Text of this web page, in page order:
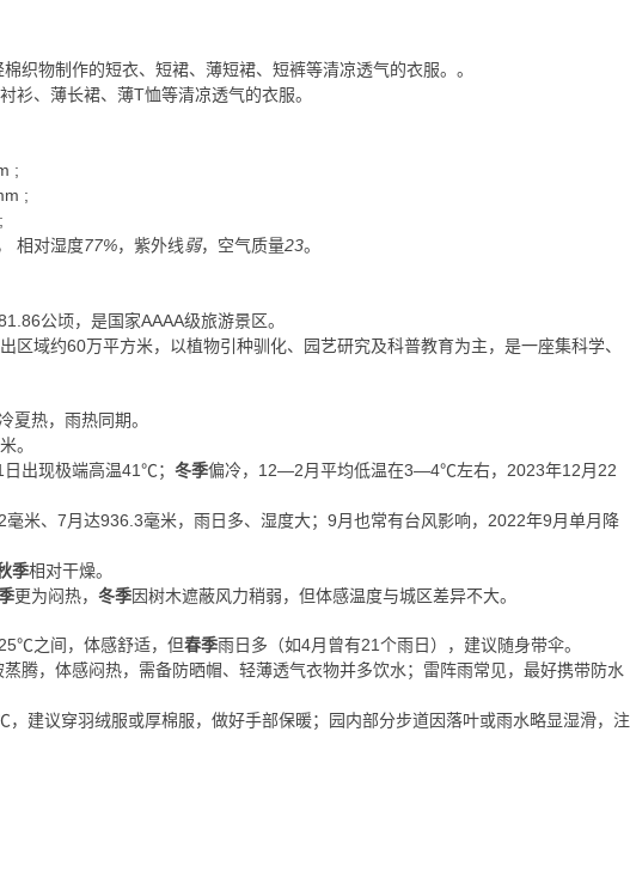
棉织物制作的短衣、短裙、薄短裙、短裤等清凉透气的衣服。 。
衫、薄长裙、薄T恤等清凉透气的衣服。
;
;
;
相对湿度77%，紫外线弱，空气质量23。
公顷，是国家AAAA级旅游景区。
域约60万平方米，以植物引种驯化、园艺研究及科普教育为主，是一座集科学、
夏热，雨热同期。
。
出现极端高温41℃； 冬季偏冷，12—2月平均低温在3—4℃左右，2023年12月22
米、7月达936.3毫米，雨日多、湿度大；9月也常有台风影响，2022年9月单月降
季相对干燥。
更为闷热， 冬季因树木遮蔽风力稍弱，但体感温度与城区差异不大。
之间，体感舒适，但春季雨日多（如4月曾有21个雨日），建议随身带伞。
，体感闷热，需备防晒帽、轻薄透气衣物并多饮水；雷阵雨常见，最好携带防水
建议穿羽绒服或厚棉服，做好手部保暖；园内部分步道因落叶或雨水略显湿滑，注